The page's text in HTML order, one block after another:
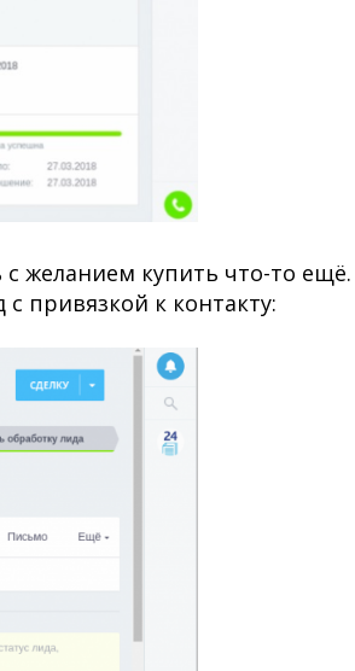
желанием купить что-то ещё.
привязкой к контакту: